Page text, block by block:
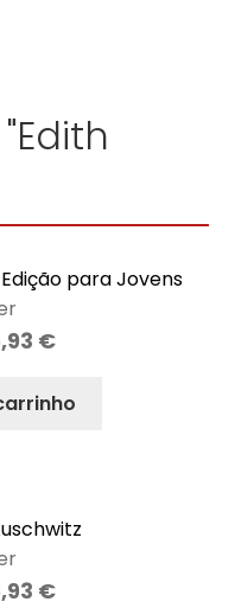
para Jovens
€
€